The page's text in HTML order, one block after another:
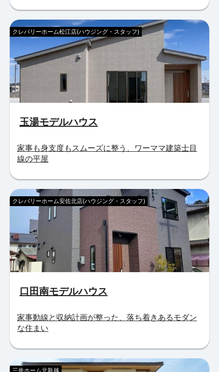
玉湯モデルハウス
クレバリーホーム松江店(ハウジング・スタッフ)
家事も身支度もスムーズに整う、ワーママ建築士目
線の平屋
口田南モデルハウス
クレバリーホーム安佐北店(ハウジング・スタッフ)
家事動線と収納計画が整った、落ち着きあるモダン
な住まい